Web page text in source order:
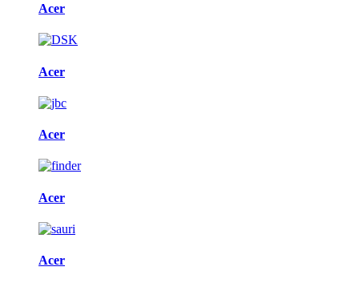
Acer
Acer
Acer
Acer
Acer